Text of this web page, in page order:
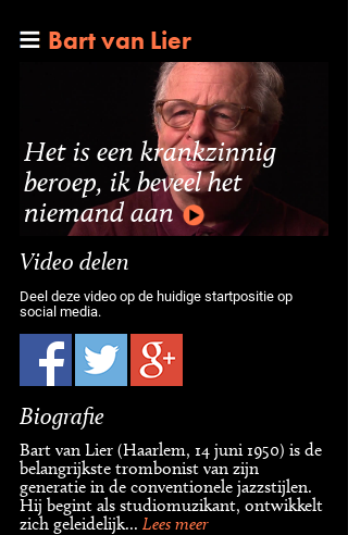
Bart van Lier
Het is een krankzinnig
beroep, ik beveel het
niemand aan
Video delen
Deel deze video op de huidige startpositie op
social media.
Biografie
Bart van Lier (Haarlem, 14 juni 1950) is de
belangrijkste trombonist van zijn
generatie in de conventionele jazzstijlen.
Hij begint als studiomuzikant, ontwikkelt
zich geleidelijk... Lees meer